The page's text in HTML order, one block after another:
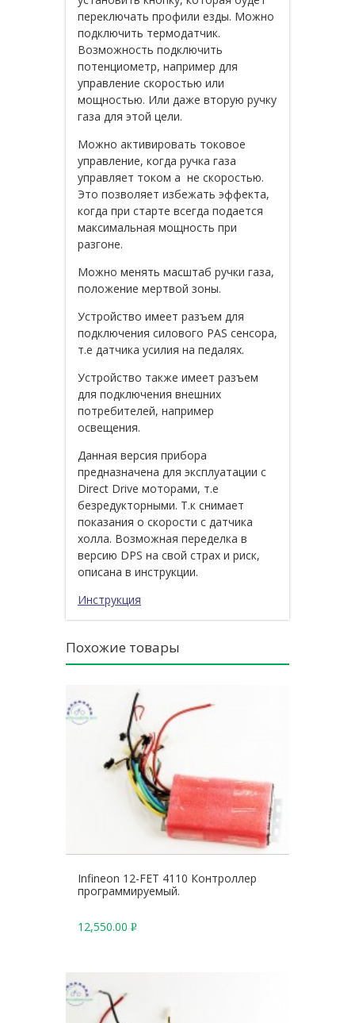
переключать профили езды. Можно
подключить термодатчик.
Возможность подключить
потенциометр, например для
управление скоростью или
мощностью. Или даже вторую ручку
газа для этой цели.
Можно активировать токовое
управление, когда ручка газа
управляет током а не скоростью.
Это позволяет избежать эффекта,
когда при старте всегда подается
максимальная мощность при
разгоне.
Можно менять масштаб ручки газа,
положение мертвой зоны.
Устройство имеет разъем для
подключения силового PAS сенсора,
т.е датчика усилия на педалях.
Устройство также имеет разъем
для подключения внешних
потребителей, например
освещения.
Данная версия прибора
предназначена для эксплуатации с
Direct Drive моторами, т.е
безредукторными. Т.к снимает
показания о скорости с датчика
холла. Возможная переделка в
версию DPS на свой страх и риск,
описана в инструкции.
Инструкция
Похожие товары
Infineon 12-FET 4110 Контроллер
программируемый.
12,550.00 Р